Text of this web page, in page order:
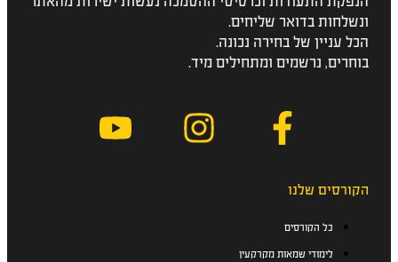
ונשלחות בדואר שליחים.
הכל עניין של בחירה נכונה.
בוחרים, נרשמים ומתחילים מיד.
הקורסים שלנו
כל הקורסים
לימודי שמאות מקרקעין